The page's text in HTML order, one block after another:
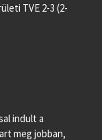
TVE 2-3 (2-
indult a
meg jobban,